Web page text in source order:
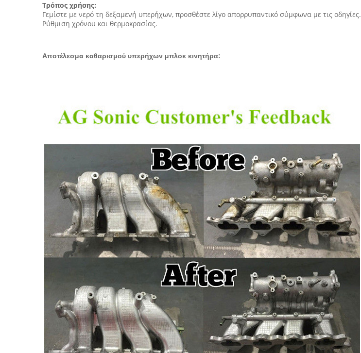
Τρόπος χρήσης:
Γεμίστε με νερό τη δεξαμενή υπερήχων, προσθέστε λίγο απορρυπαντικό σύμφωνα με τις οδηγίες.
Ρύθμιση χρόνου και θερμοκρασίας.
Αποτέλεσμα καθαρισμού υπερήχων μπλοκ κινητήρα: